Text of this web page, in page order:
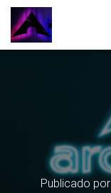
Publicado por